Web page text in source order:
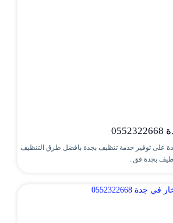
على توفير خدمة تنظيف بجدة بافضل طرق التنظيف
بجدة فق..